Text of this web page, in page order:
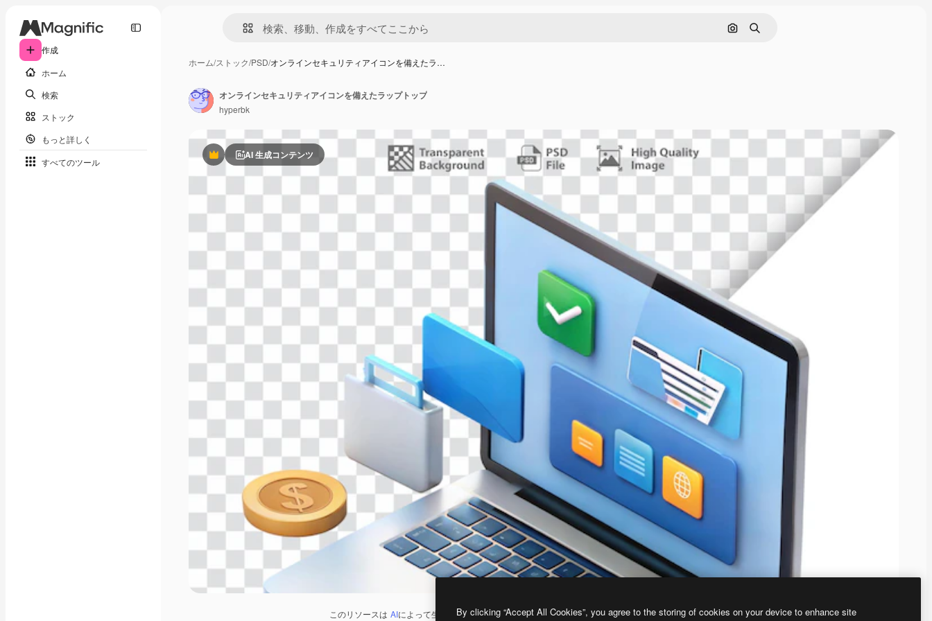
作成
ホーム
検索
ストック
もっと詳しく
すべてのツール
画像で検索
検索
ホーム/ストック/PSD/オンラインセキュリティアイコンを備えたラ…
PremiumAI 生成コンテンツ
このリソースは AIによって生成されたものです。 AI画像生成ツールを使うと、あなた独自の画像を作成できます。
オンラインセキュリティアイコンを備えたラップトップ
hyperbk
By clicking “Accept All Cookies”, you agree to the storing of cookies on your device to enhance site